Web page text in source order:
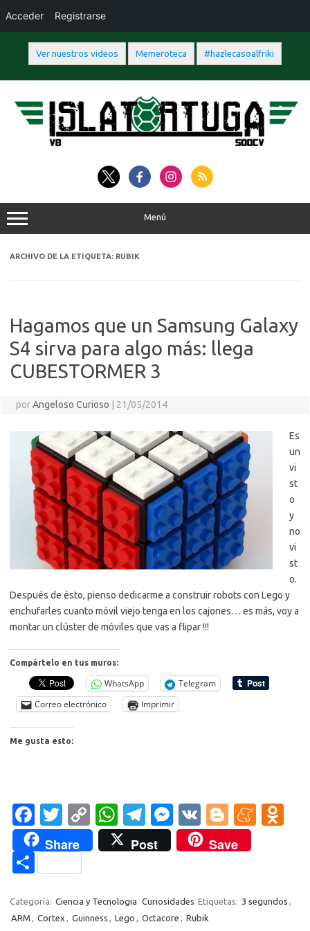
Ver nuestros videos Memeroteca #hazlecasoalfriki
Acceder Registrarse
contenido
Menú
ARCHIVO DE LA ETIQUETA: RUBIK
Hagamos que un Samsung Galaxy
S4 sirva para algo más: llega
CUBESTORMER 3
porAngeloso Curioso 21/05/2014
Es
un
vi
st
o
y
no
vi
st
o.
Después de ésto, pienso dedicarme a construir robots con Lego y
enchufarles cuanto móvil viejo tenga en los cajones… es más, voy a
montar un clúster de móviles que vas a flipar !!!
Compártelo en tus muros:
WhatsApp
Telegram
Correo electrónico
Imprimir
Me gusta esto:
Fa
c
e
b
o
o
T
w
it
te
r
C
o
p
Li
n
W
h
at
A
p
T
el
e
a
m
M
es
se
g
er
V
K
Bl
o
g
er
M
a
kl
Share Post Save
C
m
Categoría: Ciencia y Tecnologia Curiosidades Etiquetas: 3 segundos ,
ARM , Cortex , Guinness , Lego , Octacore , Rubik